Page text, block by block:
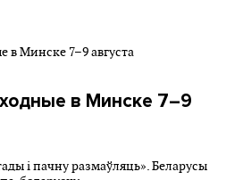
в Минске 7–9